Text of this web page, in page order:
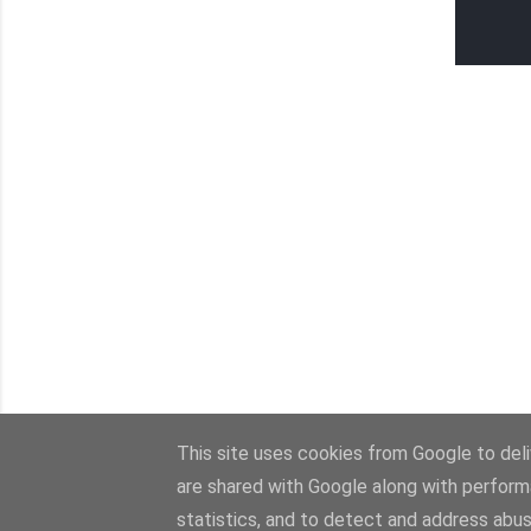
This site uses cookies from Google to
are shared with Google along with
statistics, and to detect and address